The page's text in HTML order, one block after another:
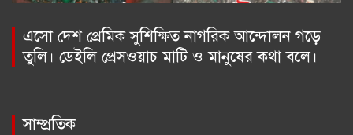
এসো দেশ প্রেমিক সুশিক্ষিত নাগরিক আন্দোলন গড়ে
তুলি। ডেইলি প্রেসওয়াচ মাটি ও মানুষের কথা বলে।
সাম্প্রতিক